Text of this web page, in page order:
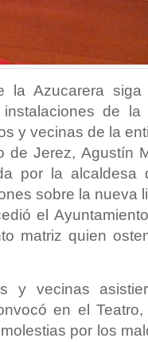
la Azucarera
de
y vecinas de la
de Jerez, Agustín
por la alcaldesa
sobre la nueva
el
matriz quien
y vecinas
en el
por los